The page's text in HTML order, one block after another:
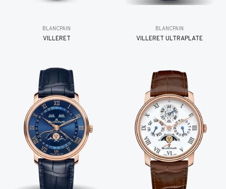
BLANCPAIN
VILLERET
BLANCPAIN
VILLERET ULTRAPLATE